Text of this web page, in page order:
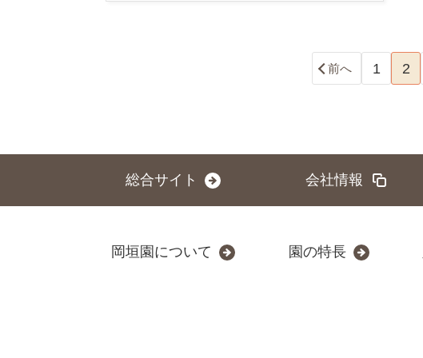
前へ 1 2
総合サイト 会社情報
岡垣園について 園の特長